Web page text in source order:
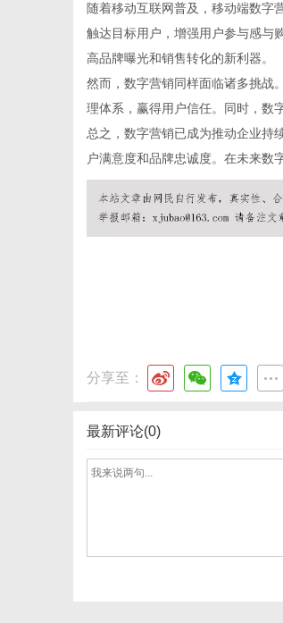
随着移动互联网普及，移动端数字
触达目标用户，增强用户参与感与
高品牌曝光和销售转化的新利器。
然而，数字营销同样面临诸多挑战
理体系，赢得用户信任。同时，数
总之，数字营销已成为推动企业持
户满意度和品牌忠诚度。在未来数
分享至：
最新评论(0)